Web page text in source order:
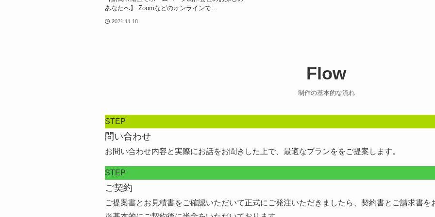
あなたへ】 Zoomなどのオンラインで…
2021.11.18
Flow
制作の基本的な流れ
STEP
問い合わせ
お問い合わせ内容と実際にお話をお聞きした上で、最適なプランををご提案します。
STEP
ご契約
ご提案書とお見積書をご確認いただいて正式にご発注いただきましたら、契約書とご請求書を